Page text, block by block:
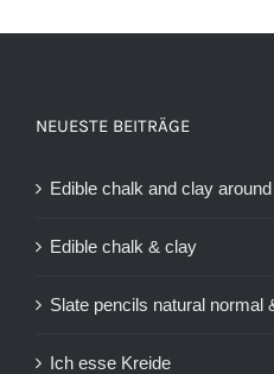
NEUESTE BEITRÄGE
Edible chalk and clay
Edible chalk & clay
Slate pencils natural normal
Ich esse Kreide